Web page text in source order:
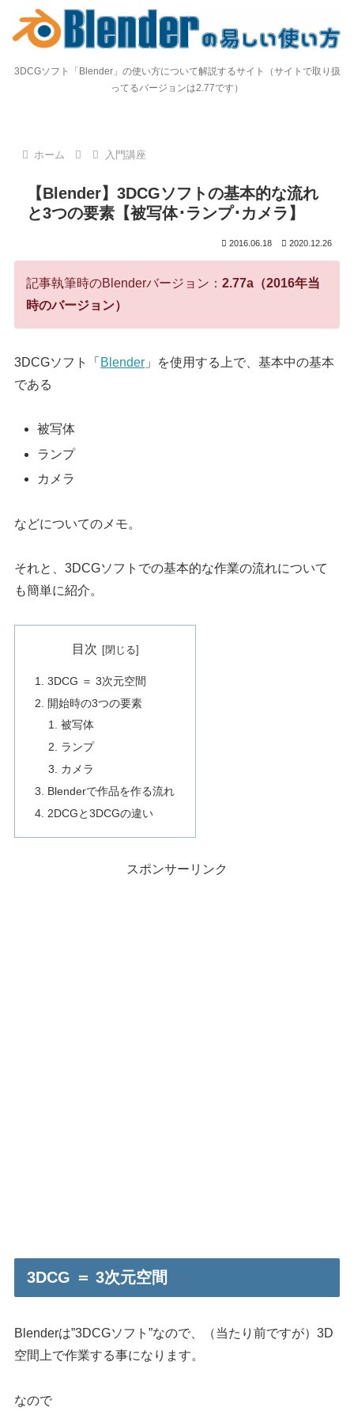
3DCGソフト「Blender」の使い方について解説するサイト（サイトで取り扱
ってるバージョンは2.77です）
ホーム 入門講座
【Blender】3DCGソフトの基本的な流れ
と3つの要素【被写体･ランプ･カメラ】
2016.06.18 2020.12.26
記事執筆時のBlenderバージョン：2.77a（2016年当
時のバージョン）
3DCGソフト「 Blender 」を使用する上で、基本中の基本
である
被写体
ランプ
カメラ
などについてのメモ。
それと、3DCGソフトでの基本的な作業の流れについて
も簡単に紹介。
目次
3DCG ＝ 3次元空間
開始時の3つの要素
被写体
ランプ
カメラ
Blenderで作品を作る流れ
2DCGと3DCGの違い
スポンサーリンク
3DCG ＝ 3次元空間
Blenderは”3DCGソフト”なので、（当たり前ですが）3D
空間上で作業する事になります。
なので